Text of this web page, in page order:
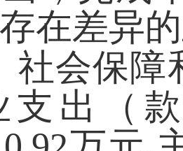
在差异
社会保障
支出（